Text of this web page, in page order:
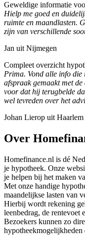
Geweldige informatie
Hielp me goed en
ruimte en maandlasten.
zijn van verschillende
Jan uit Nijmegen
Compleet overzicht
Prima. Vond alle info die
afspraak gemaakt met
voor dat hij terugbelde
wel tevreden over het
Johan Lierop uit Haarlem
Over
Homefinance.nl is dé
je hypotheek. Onze
je helpen bij het maken
Met onze handige
maandelijkse lasten van
Hierbij wordt rekening
leenbedrag, de rentevoet
Bezoekers kunnen zo
hypotheekmogelijkheden